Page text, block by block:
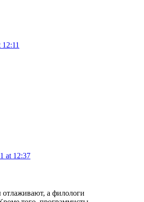
at 12:37
а филологи